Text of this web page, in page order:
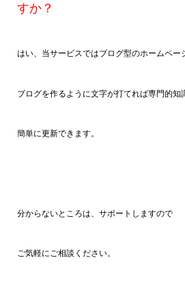
すか？
はい、当サービスではブログ型のホームペー
ブログを作るように文字が打てれば専門的知
簡単に更新できます。
分からないところは、サポートしますので
ご気軽にご相談ください。